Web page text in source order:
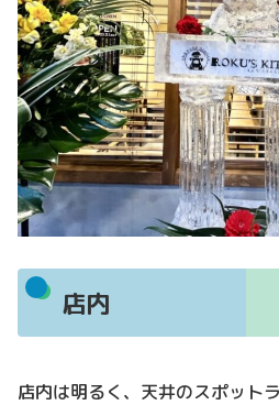
店内
店内は明るく、天井のスポット